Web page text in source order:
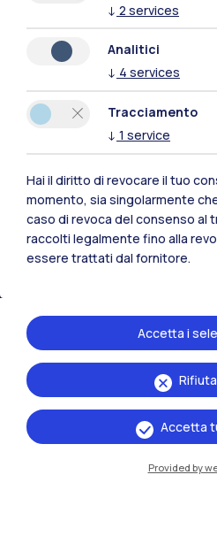
Polimi Community
Tutti i siti dell’ecosistema
↓ 2 services
Analitici
↓ 4 services
Tracciamento
↓ 1 service
Hai il diritto di revocare il tuo
momento, sia singolarmente
caso di revoca del consenso al
raccolti legalmente fino alla
essere trattati dal fornitore.
Rifiuta
Accetta i
Accetta
Provided by